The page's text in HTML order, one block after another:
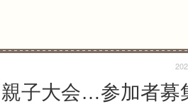
子大会…参加者募